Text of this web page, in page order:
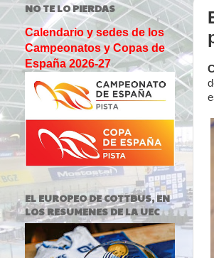
NO TE LO PIERDAS
Calendario y sedes de los
Campeonatos y Copas de
España 2026-27
EL EUROPEO DE COTTBUS, EN
LOS RESUMENES DE LA UEC